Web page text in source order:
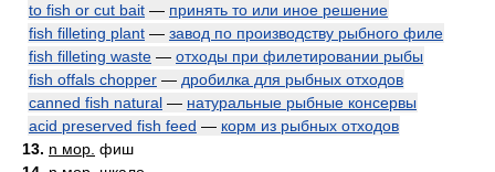
to fish or cut bait — принять то или иное решение
fish filleting plant — завод по производству рыбного филе
fish filleting waste — отходы при филетировании рыбы
fish offals chopper — дробилка для рыбных отходов
canned fish natural — натуральные рыбные консервы
acid preserved fish feed — корм из рыбных отходов
13. n мор. фиш